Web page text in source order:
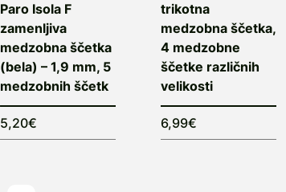
Paro Isola F
zamenljiva
medzobna ščetka
(bela) – 1,9 mm, 5
medzobnih ščetk
5,20€
trikotna
medzobna ščetka,
4 medzobne
ščetke različnih
velikosti
6,99€